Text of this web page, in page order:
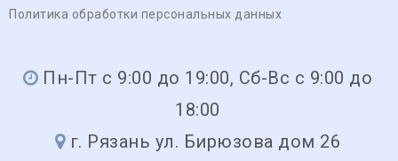
Политика обработки персональных данных
Пн-Пт с 9:00 до 19:00, Сб-Вс с 9:00 до
18:00
г. Рязань ул. Бирюзова дом 26